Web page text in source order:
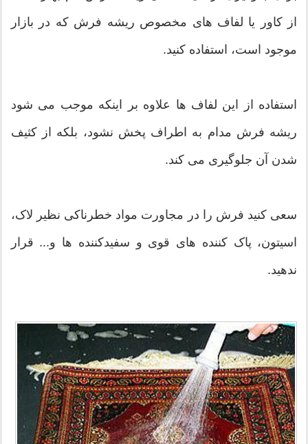
از کاور یا لفاف های مخصوص ریشه فرش که در بازار
موجود است، استفاده کنید.
استفاده از این لفاف ها علاوه بر اینکه موجب می شود
ریشه فرش مدام به اطراف پخش نشود، بلکه از کثیف
شدن آن جلوگیری می کند.
سعی کنید فرش را در مجاورت مواد خطرناکی نظیر لاک،
اسیتون، پاک کننده های قوی و سفیدکننده ها و... قرار
ندهید.